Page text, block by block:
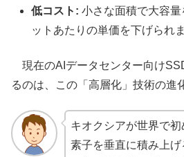
低コスト: 小さな面積で大容
ットあたりの単価を下げられま
現在のAIデータセンター向け
るのは、この「高層化」技術の進
キオクシアが世界で
素子を垂直に積み上